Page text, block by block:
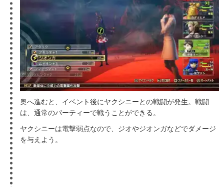
奥へ進むと、イベント後にヤクシニーとの戦闘が発生。戦闘
は、通常のパーティーで戦うことができる。
ヤクシニーは電撃弱点なので、ジオやジオンガなどでダメージ
を与えよう。